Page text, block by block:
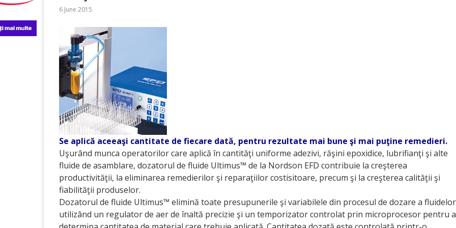
6 June 2015
Se aplică aceeaşi cantitate de fiecare dată, pentru rezultate mai bune şi mai puţine remedieri.
Uşurând munca operatorilor care aplică în cantităţi uniforme adezivi, răşini epoxi­dice, lubrifianţi şi alte
fluide de asamblare, dozatorul de fluide Ultimus™ de la Nordson EFD contribuie la creşterea
productivităţii, la eliminarea remedierilor şi reparaţiilor costisitoare, precum şi la creşterea calităţii şi
fiabilităţii produselor.
Dozatorul de fluide Ultimus™ elimină toate presupunerile şi variabilele din procesul de dozare a
utilizând un regulator de aer de înaltă precizie şi un temporizator controlat prin microprocesor pentru a